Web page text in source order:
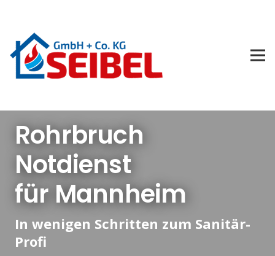
Rohrbruch
Notdienst
für Mannheim
In wenigen Schritten zum Sanitär-
Profi